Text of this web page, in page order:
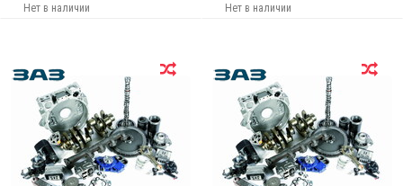
Нет в наличии Нет в наличии